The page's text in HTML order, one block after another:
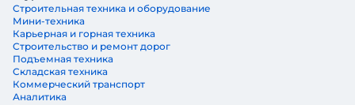
Строительная техника и оборудование
Мини-техника
Карьерная и горная техника
Строительство и ремонт дорог
Подъемная техника
Складская техника
Коммерческий транспорт
Аналитика